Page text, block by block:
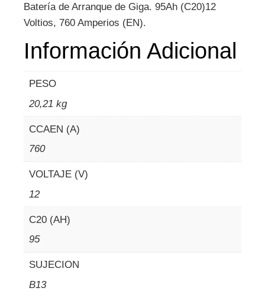
Batería de Arranque de Giga. 95Ah (C20)12
Voltios, 760 Amperios (EN).
Información Adicional
PESO
20,21 kg
CCAEN (A)
760
VOLTAJE (V)
12
C20 (AH)
95
SUJECION
B13